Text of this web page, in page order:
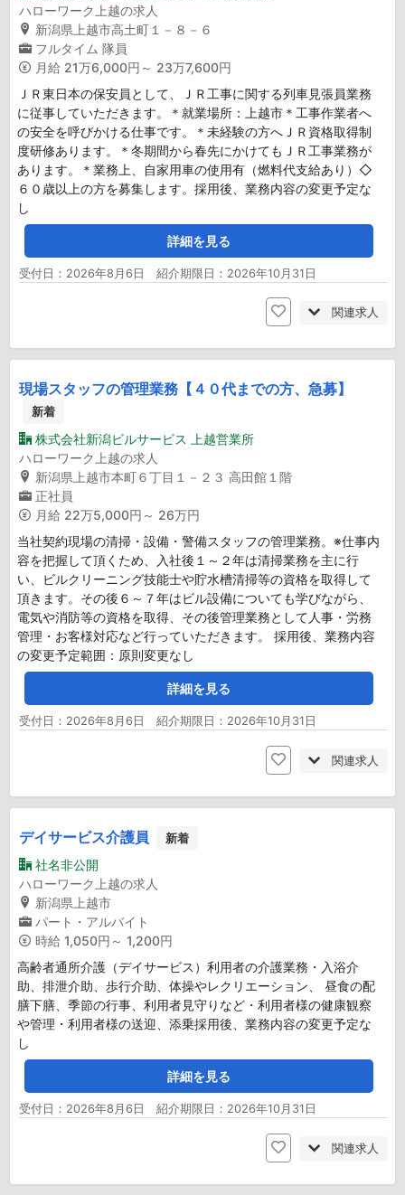
ハローワーク上越の求人
新潟県上越市高土町１－８－６
フルタイム 隊員
月給 21万6,000円～ 23万7,600円
ＪＲ東日本の保安員として、ＪＲ工事に関する列車見張員業務
に従事していただきます。＊就業場所：上越市＊工事作業者へ
の安全を呼びかける仕事です。＊未経験の方へＪＲ資格取得制
度研修あります。＊冬期間から春先にかけてもＪＲ工事業務が
あります。＊業務上、自家用車の使用有（燃料代支給あり）◇
６０歳以上の方を募集します。採用後、業務内容の変更予定な
し
詳細を見る
受付日：2026年8月6日 紹介期限日：2026年10月31日
関連求人
現場スタッフの管理業務【４０代までの方、急募】
新着
株式会社新潟ビルサービス 上越営業所
ハローワーク上越の求人
新潟県上越市本町６丁目１－２３ 高田館１階
正社員
月給 22万5,000円～ 26万円
当社契約現場の清掃・設備・警備スタッフの管理業務。※仕事内
容を把握して頂くため、入社後１～２年は清掃業務を主に行
い、ビルクリーニング技能士や貯水槽清掃等の資格を取得して
頂きます。その後６～７年はビル設備についても学びながら、
電気や消防等の資格を取得、その後管理業務として人事・労務
管理・お客様対応など行っていただきます。 採用後、業務内容
の変更予定範囲：原則変更なし
詳細を見る
受付日：2026年8月6日 紹介期限日：2026年10月31日
関連求人
デイサービス介護員 新着
社名非公開
ハローワーク上越の求人
新潟県上越市
パート・アルバイト
時給 1,050円～ 1,200円
高齢者通所介護（デイサービス）利用者の介護業務・入浴介
助、排泄介助、歩行介助、体操やレクリエーション、 昼食の配
膳下膳、季節の行事、利用者見守りなど・利用者様の健康観察
や管理・利用者様の送迎、添乗採用後、業務内容の変更予定な
し
詳細を見る
受付日：2026年8月6日 紹介期限日：2026年10月31日
関連求人